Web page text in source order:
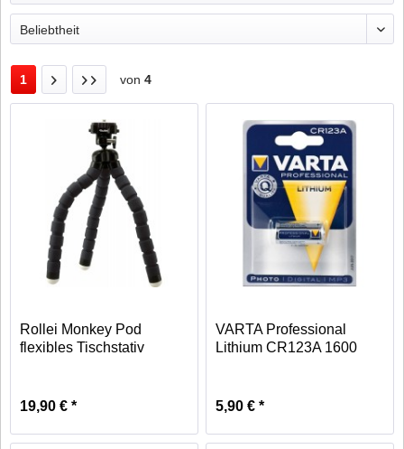
1 von 4
Rollei Monkey Pod
flexibles Tischstativ
19,90 € *
VARTA Professional
Lithium CR123A 1600
5,90 € *